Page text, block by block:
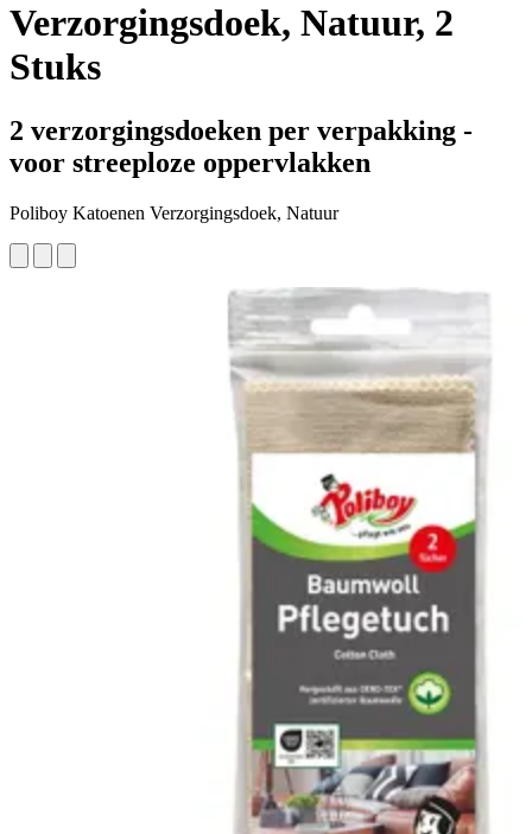
Verzorgingsdoek, Natuur, 2
Stuks
2 verzorgingsdoeken per verpakking -
voor streeploze oppervlakken
Poliboy Katoenen Verzorgingsdoek, Natuur